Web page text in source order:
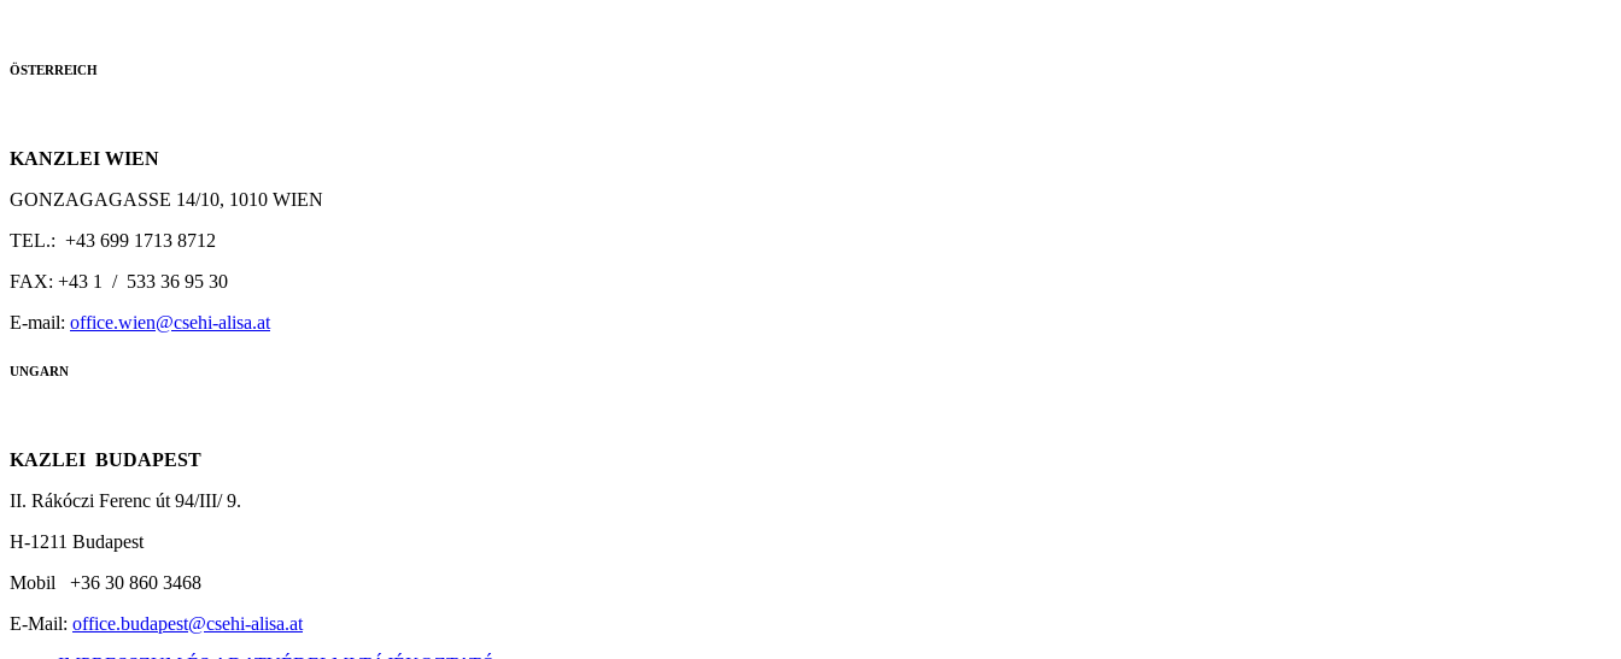
ÖSTERREICH
KANZLEI WIEN
GONZAGAGASSE 14/10, 1010 WIEN
TEL.: +43 699 1713 8712
FAX: +43 1 / 533 36 95 30
E-mail: office.wien@csehi-alisa.at
UNGARN
KAZLEI BUDAPEST
II. Rákóczi Ferenc út 94/III/ 9.
H-1211 Budapest
Mobil +36 30 860 3468
E-Mail: office.budapest@csehi-alisa.at